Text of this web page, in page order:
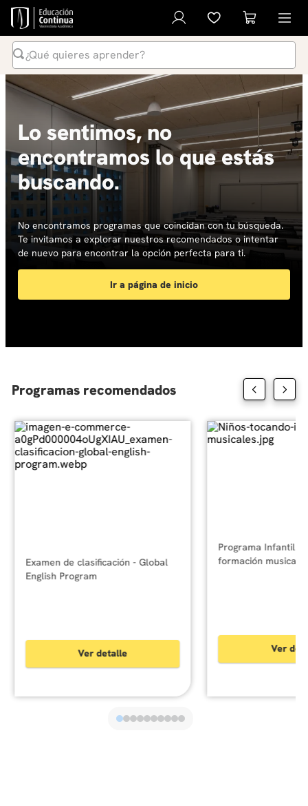
¿Qué quieres aprender?
Lo sentimos, no
encontramos lo que estás
buscando.
No encontramos programas que coincidan con tu búsqueda.
Te invitamos a explorar nuestros recomendados o intentar
de nuevo para encontrar la opción perfecta para ti.
Ir a página de inicio
Programas recomendados
Examen de clasificación - Global
English Program
Ver detalle
Programa Infantil y
formación musical
Ver
Términos Más Buscados
inteligencia artificial
.
ia
3.
4.
diplomado
5.
global english program
.
inglés
.
liderazgo
8.
música
9